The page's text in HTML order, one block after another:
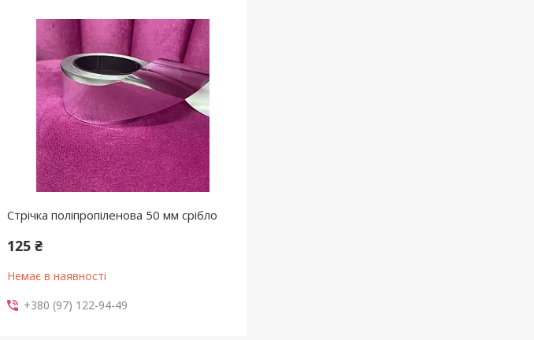
Стрічка поліпропіленова 50 мм срібло
125 ₴
Немає в наявності
+380 (97) 122-94-49